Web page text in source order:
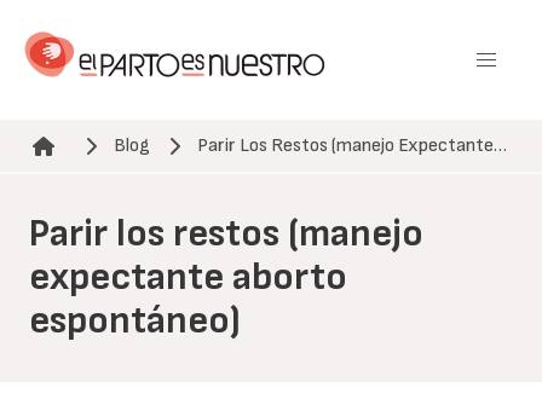
contenido
Ruta de navegación
Blog Parir Los Restos (manejo Expectante…
Parir los restos (manejo
expectante aborto
espontáneo)